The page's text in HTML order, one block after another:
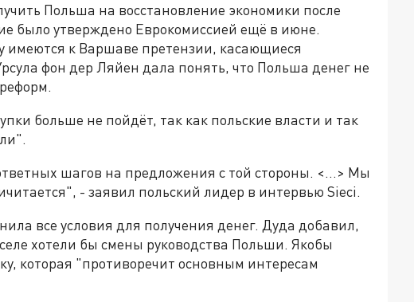
Польша на восстановление экономики после
было утверждено Еврокомиссией ещё в июне.
имеются к Варшаве претензии, касающиеся
фон дер Ляйен дала понять, что Польша денег не
больше не пойдёт, так как польские власти и так
шагов на предложения с той стороны. <…> Мы
- заявил польский лидер в интервью Sieci.
все условия для получения денег. Дуда добавил,
хотели бы смены руководства Польши. Якобы
которая "противоречит основным интересам